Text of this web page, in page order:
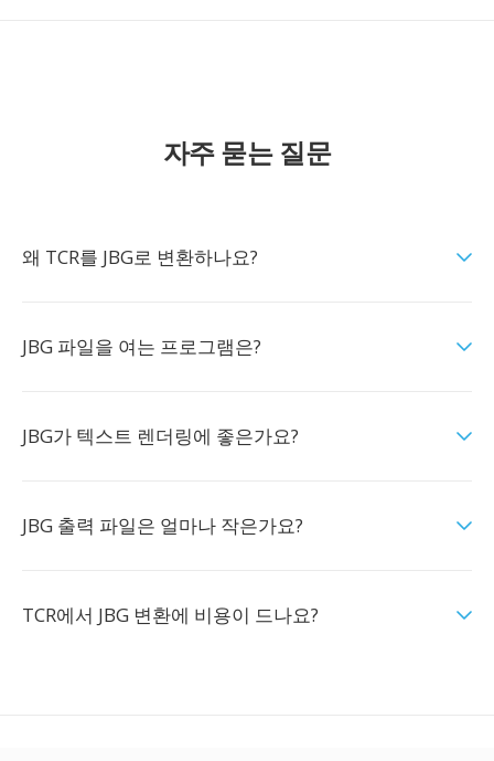
자주 묻는 질문
왜 TCR를 JBG로 변환하나요?
JBG 파일을 여는 프로그램은?
JBG가 텍스트 렌더링에 좋은가요?
JBG 출력 파일은 얼마나 작은가요?
TCR에서 JBG 변환에 비용이 드나요?